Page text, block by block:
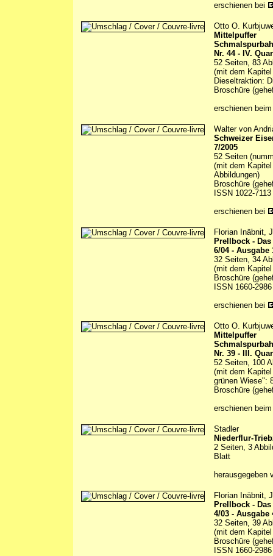
erschienen bei
Otto O.
Mittelpuffer
Nr. 44 - IV.
52 Seiten, 83
(mit dem
Dieseltraktion:
Broschüre
erschienen
Walter von
Schweizer
7/2005
52 Seiten
(mit dem
Abbildungen)
Broschüre
ISSN 1022-7113
erschienen bei
Florian Inäbnit,
Prellbock -
6/04 - Ausgabe
32 Seiten, 34
(mit dem
Broschüre
ISSN 1660-2986
erschienen bei
Otto O.
Mittelpuffer
Nr. 39 - III.
52 Seiten, 100
(mit dem
grünen Wiese":
Broschüre
erschienen
Stadler
Niederflur-
2 Seiten, 3
Blatt
herausgegeben
Florian Inäbnit,
Prellbock -
4/03 - Ausgabe
32 Seiten, 39
(mit dem
Broschüre
ISSN 1660-2986